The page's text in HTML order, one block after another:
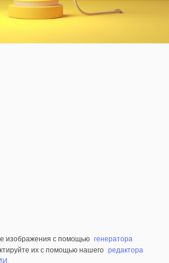
изображения с помощью генератора
их с помощью нашего редактора
.